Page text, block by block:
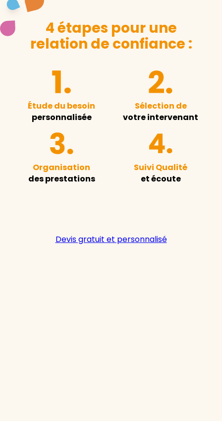
4 étapes pour une
relation de confiance :
Étude du besoin
personnalisée
Sélection de
votre intervenant
Organisation
des prestations
Suivi Qualité
et écoute
Devis gratuit et personnalisé